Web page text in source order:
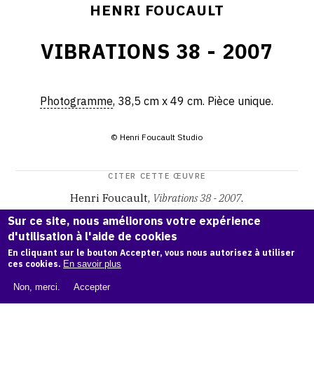
HENRI FOUCAULT
VIBRATIONS 38 - 2007
Photogramme, 38,5 cm x 49 cm. Pièce unique.
© Henri Foucault Studio
CITER CETTE ŒUVRE
Henri Foucault, Vibrations 38 - 2007.
Catalogue raisonné Henri Foucault
ark:38997/o17h
5j
COPIER LA CITATION
Demande d'information
Sur ce site, nous améliorons votre expérience
d'utilisation à l'aide de cookies
En cliquant sur le bouton Accepter, vous nous autorisez à utiliser
ces cookies. En savoir plus
Non, merci. Accepter